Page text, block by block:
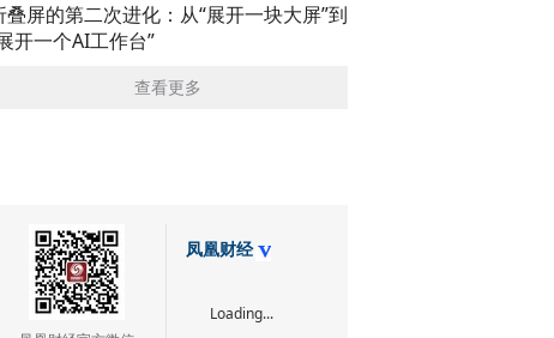
叠屏的第二次进化：从“展开一块大屏”到
开一个AI工作台”
查看更多
凤凰财经
Loading...